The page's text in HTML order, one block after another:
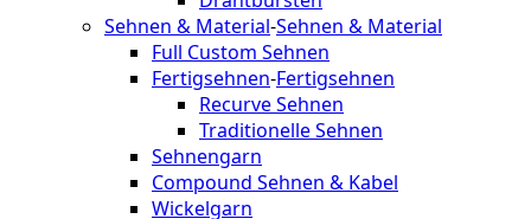
Sehnen & Material-Sehnen & Material
Full Custom Sehnen
Fertigsehnen-Fertigsehnen
Recurve Sehnen
Traditionelle Sehnen
Sehnengarn
Compound Sehnen & Kabel
Wickelgarn